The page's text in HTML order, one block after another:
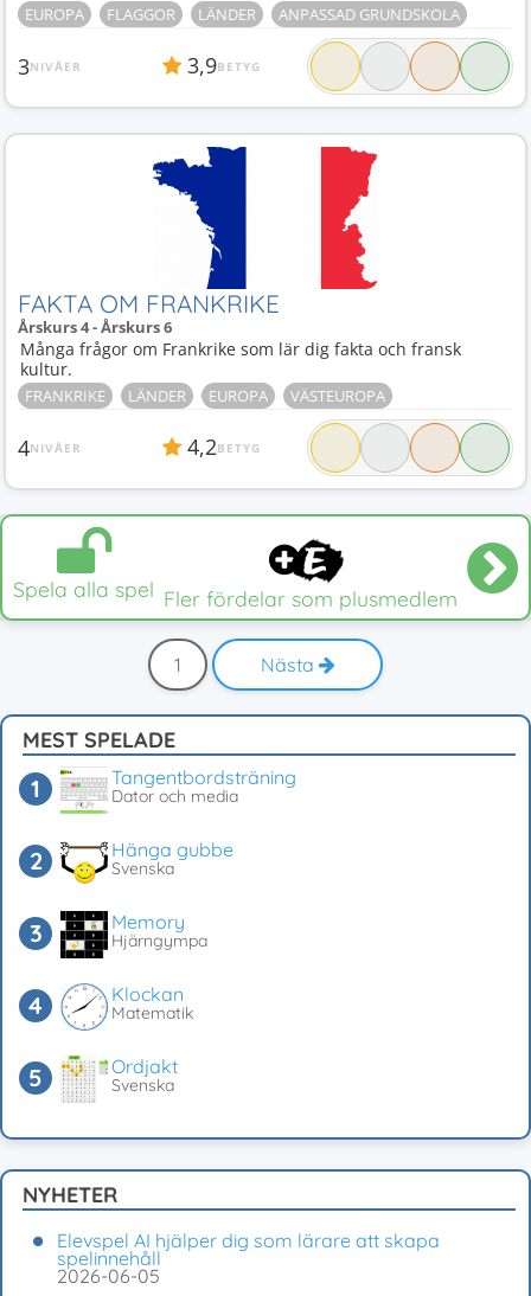
EUROPA FLAGGOR LÄNDER ANPASSAD GRUNDSKOLA
3NIVÅER 3,9BETYG
FAKTA OM FRANKRIKE
Årskurs 4 - Årskurs 6
Många frågor om Frankrike som lär dig fakta och fransk
kultur.
FRANKRIKE LÄNDER EUROPA VÄSTEUROPA
4NIVÅER 4,2BETYG
Spela alla spel Fler fördelar som plusmedlem
1 Nästa
MEST SPELADE
Tangentbordsträning
Dator och media
Hänga gubbe
Svenska
Memory
Hjärngympa
Klockan
Matematik
Ordjakt
Svenska
NYHETER
Elevspel AI hjälper dig som lärare att skapa
spelinnehåll
2026-06-05